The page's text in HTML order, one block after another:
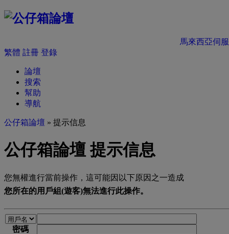
馬來西亞伺
繁體 註冊 登錄
論壇
搜索
幫助
導航
公仔箱論壇 » 提示信息
公仔箱論壇 提示信息
您無權進行當前操作，這可能因以下原因之一造成
您所在的用戶組(遊客)無法進行此操作。
密碼